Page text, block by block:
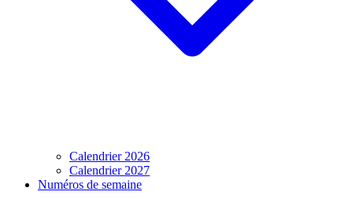
Calendrier 2026
Calendrier 2027
Numéros de semaine